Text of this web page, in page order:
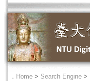
． Home > Search Engine >